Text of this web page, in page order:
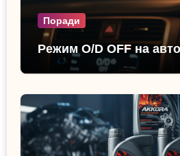
Поради
Режим O/D OFF на